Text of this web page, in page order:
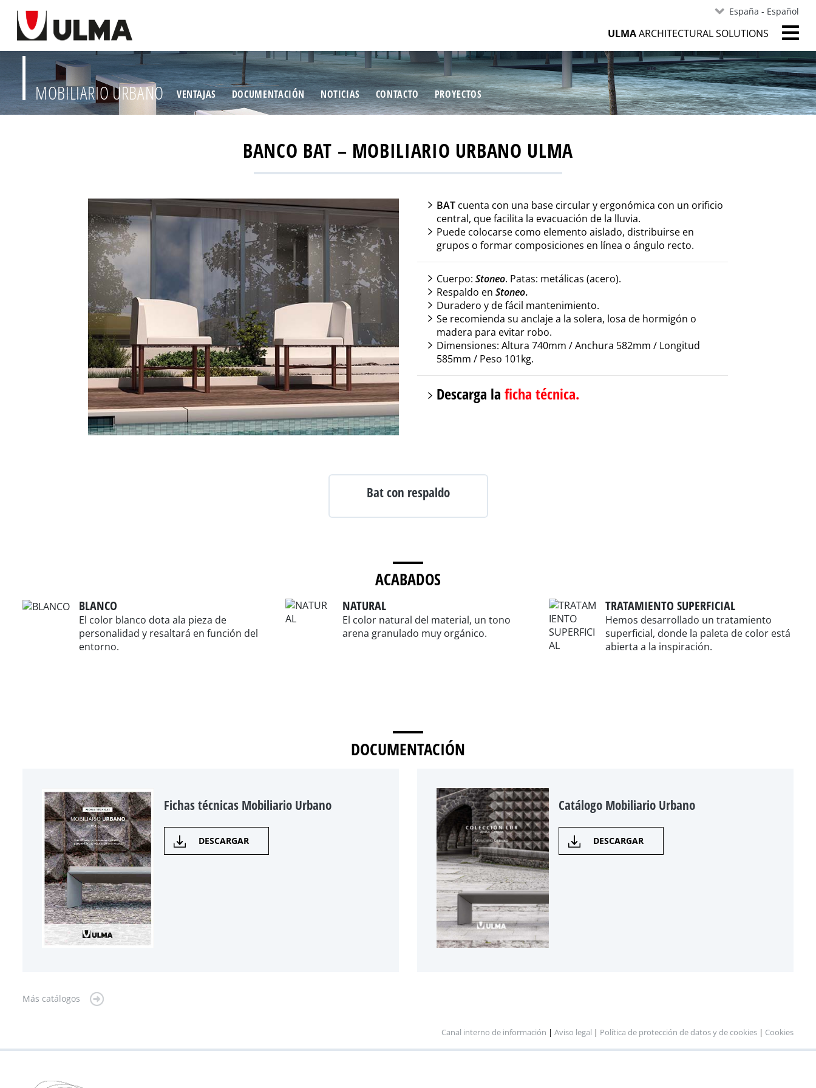
España - Español
ULMAARCHITECTURAL SOLUTIONS
MOBILIARIO URBANO VENTAJAS DOCUMENTACIÓN NOTICIAS CONTACTO PROYECTOS
BANCO BAT – MOBILIARIO URBANO ULMA
BATcuenta con una base circular y ergonómica con un orificio
central, que facilita la evacuación de la lluvia. ‎
Puede colocarse como elemento aislado, distribuirse en
grupos o formar composiciones en línea o ángulo recto.
Cuerpo: Stoneo. Patas: metálicas (acero).
Respaldo en Stoneo.
Duradero y de fácil mantenimiento.
Se recomienda su anclaje a la solera, losa de hormigón o
madera para evitar robo.
Dimensiones: Altura 740mm / Anchura 582mm / Longitud
585mm / Peso 101kg.
Descarga la ficha técnica.
Bat con respaldo
ACABADOS
BLANCO
El color blanco dota ala pieza de
personalidad y resaltará en función del
entorno.
NATURAL
El color natural del material, un tono
arena granulado muy orgánico.
TRATAMIENTO SUPERFICIAL
Hemos desarrollado un tratamiento
superficial, donde la paleta de color está
abierta a la inspiración.
DOCUMENTACIÓN
Fichas técnicas Mobiliario Urbano
DESCARGAR
Catálogo Mobiliario Urbano
DESCARGAR
Más catálogos
Canal interno de información | Aviso legal | Política de protección de datos y de cookies | Cookies